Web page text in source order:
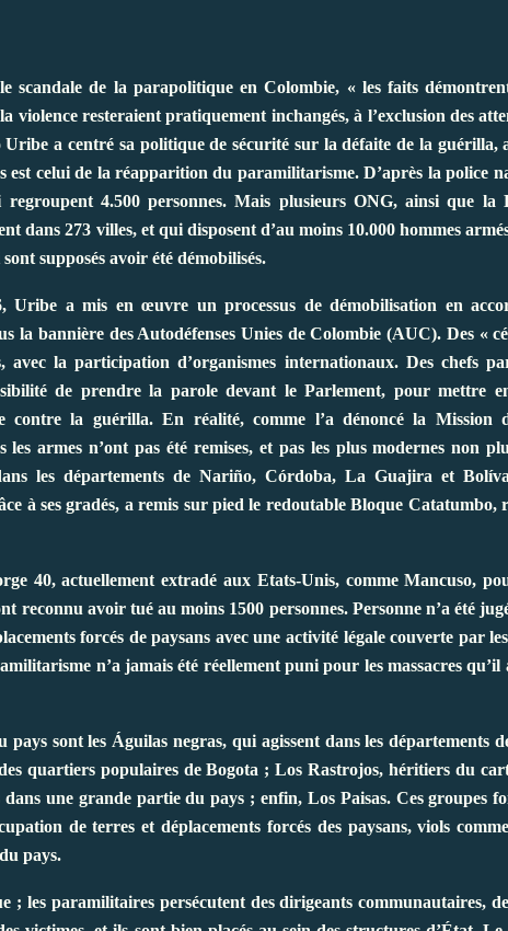
scandale de la parapolitique en Colombie, « les faits
resteraient pratiquement inchangés, à l’exclusion des
a centré sa politique de sécurité sur la défaite de la guérilla,
est celui de la réapparition du paramilitarisme. D’après la police
4.500 personnes. Mais plusieurs ONG, ainsi que la
dans 273 villes, et qui disposent d’au moins 10.000 hommes
supposés avoir été démobilisés.
Uribe a mis en œuvre un processus de démobilisation en
bannière des Autodéfenses Unies de Colombie (AUC). Des «
avec la participation d’organismes internationaux. Des chefs
de prendre la parole devant le Parlement, pour mettre
la guérilla. En réalité, comme l’a dénoncé la Mission
armes n’ont pas été remises, et pas les plus modernes non
les départements de Nariño, Córdoba, La Guajira et
à ses gradés, a remis sur pied le redoutable Bloque Catatumbo,
40, actuellement extradé aux Etats-Unis, comme Mancuso,
avoir tué au moins 1500 personnes. Personne n’a été
forcés de paysans avec une activité légale couverte par
n’a jamais été réellement puni pour les massacres qu’il
pays sont les Águilas negras, qui agissent dans les départements
quartiers populaires de Bogota ; Los Rastrojos, héritiers du
une grande partie du pays ; enfin, Los Paisas. Ces groupes
de terres et déplacements forcés des paysans, viols
pays.
; les paramilitaires persécutent des dirigeants communautaires,